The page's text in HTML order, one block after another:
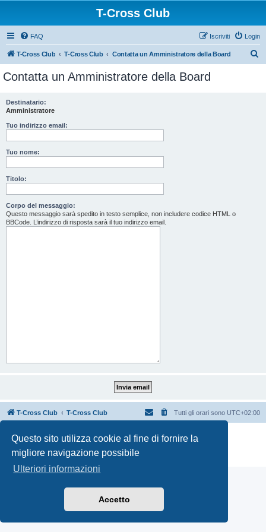
Questo sito utilizza cookie al fine di fornire la
migliore navigazione possibile
Ulteriori informazioni
Accetto
T-Cross Club
FAQ Login
Iscriviti
T-Cross Club T-Cross Club Contatta un Amministratore della Board
Contatta un Amministratore della Board
Destinatario:
Amministratore
Tuo indirizzo email:
Tuo nome:
Titolo:
Corpo del messaggio:
Questo messaggio sarà spedito in testo semplice, non includere codice HTML o
BBCode. L’indirizzo di risposta sarà il tuo indirizzo email.
T-Cross Club T-Cross Club Tutti gli orari sono UTC+02:00
Creato da
® Forum Software © phpBB Limited
Privacy|Condizioni